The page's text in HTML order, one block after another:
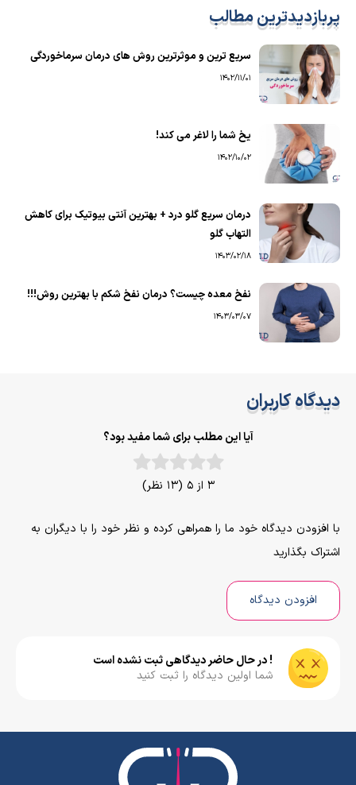
پربازدیدترین مطالب
سریع ترین و موثرترین روش های درمان سرماخوردگی
1402/11/01
یخ شما را لاغر می کند!
1402/10/02
درمان سریع گلو درد + بهترین آنتی بیوتیک برای کاهش
التهاب گلو
1403/02/18
نفخ معده چیست؟ درمان نفخ شکم با بهترین روش!!!
1403/03/07
دیدگاه کاربران
آیا این مطلب برای شما مفید بود؟
3 از 5 (13 نظر)
با افزودن دیدگاه خود ما را همراهی کرده و نظر خود را با دیگران به
اشتراک بگذارید
افزودن دیدگاه
! در حال حاضر دیدگاهی ثبت نشده است
شما اولین دیدگاه را ثبت کنید